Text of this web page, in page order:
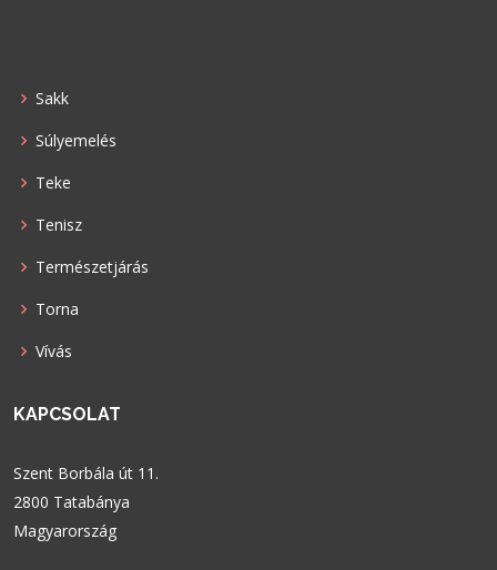
Sakk
Súlyemelés
Teke
Tenisz
Természetjárás
Torna
Vívás
KAPCSOLAT
Szent Borbála út 11.
2800 Tatabánya
Magyarország